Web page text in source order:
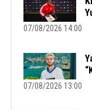
07/08/2026 14:00
07/08/2026 13:00